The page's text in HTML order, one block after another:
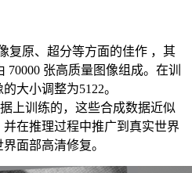
复原、超分等方面的佳作 ，其
70000 张高质量图像组成。在训
大小调整为5122。
上训练的，这些合成数据近似
在推理过程中推广到真实世界
面部高清修复。